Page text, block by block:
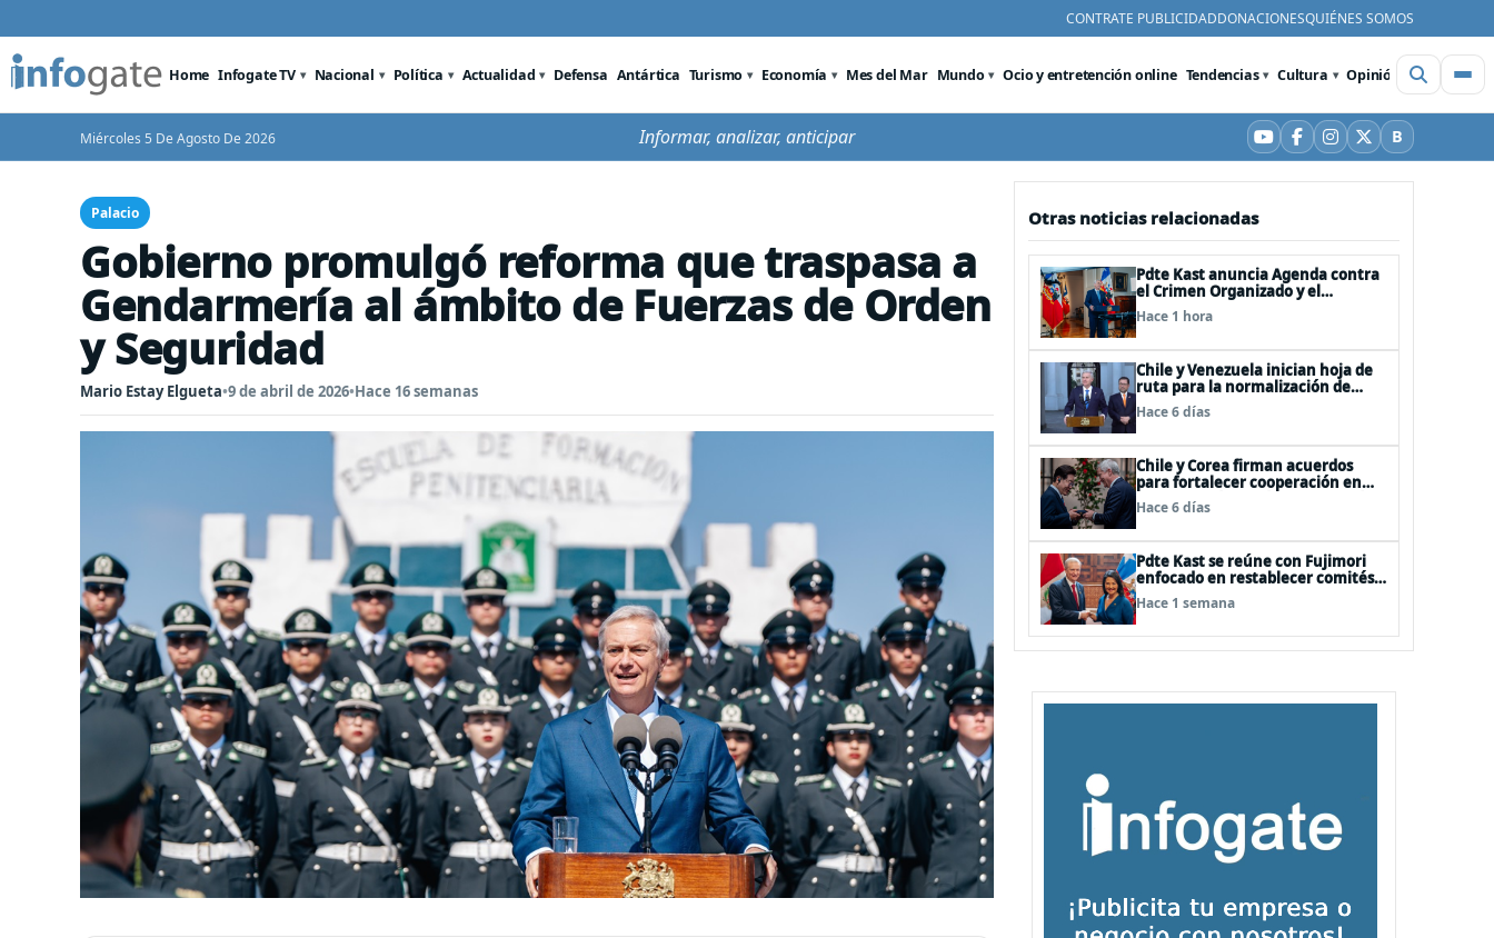
CONTRATE PUBLICIDADDONACIONESQUIÉNES SOMOS
Home Infogate TV Nacional Política Actualidad Defensa Antártica Turismo Economía Mes del Mar Mundo Ocio y entretención online Tendencias Cultura Opinión Videos
Miércoles 5 De Agosto De 2026 Informar, analizar, anticipar YouTube
Facebook
Instagram
X BBluesky
Palacio
Gobierno promulgó reforma que traspasa a
Gendarmería al ámbito de Fuerzas de Orden
y Seguridad
Mario Estay Elgueta•9 de abril de 2026•Hace 16 semanas
Otras noticias relacionadas
Pdte Kast anuncia Agenda contra
el Crimen Organizado y el
Terrorismo (ACOT)
Hace 1 hora
Chile y Venezuela inician hoja de
ruta para la normalización de
relaciones
Hace 6 días
Chile y Corea firman acuerdos
para fortalecer cooperación en
investigación antártica, minería,
seguridad
Hace 6 días
Pdte Kast se reúne con Fujimori
enfocado en restablecer comités y
gabinetes binacionales y
potenciar relaciones comerciales
Hace 1 semana